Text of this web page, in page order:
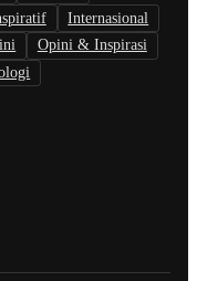
Internasional
Opini & Inspirasi